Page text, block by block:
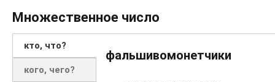
Множественное число
кто, что?
кого, чего?
фальшивомонетчики